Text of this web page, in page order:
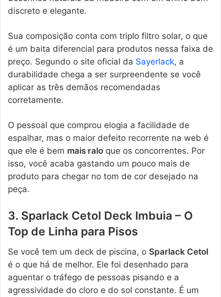
discreto e elegante.
Sua composição conta com triplo filtro solar, o que
é um baita diferencial para produtos nessa faixa de
preço. Segundo o site oficial da Sayerlack, a
durabilidade chega a ser surpreendente se você
aplicar as três demãos recomendadas
corretamente.
O pessoal que comprou elogia a facilidade de
espalhar, mas o maior defeito recorrente na web é
que ele é bem mais ralo que os concorrentes. Por
isso, você acaba gastando um pouco mais de
produto para chegar no tom de cor desejado na
peça.
3. Sparlack Cetol Deck Imbuia – O
Top de Linha para Pisos
Se você tem um deck de piscina, o Sparlack Cetol
é o que há de melhor. Ele foi desenhado para
aguentar o tráfego de pessoas pisando e a
agressividade do cloro e do sol constante. É um